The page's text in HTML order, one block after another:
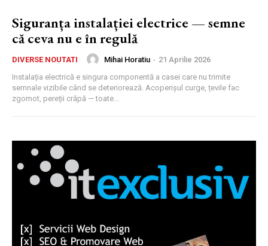
Siguranța instalației electrice — semne
că ceva nu e în regulă
DIVERSE NOUTATI Mihai Horatiu - 21 Aprilie 2026
Instalația electrică e singura componentă a casei care nu trimite
semnale vizibile când se deteriorează. Acoperișul curge, țevile fac
zgomot, pereții crăpă — toate...